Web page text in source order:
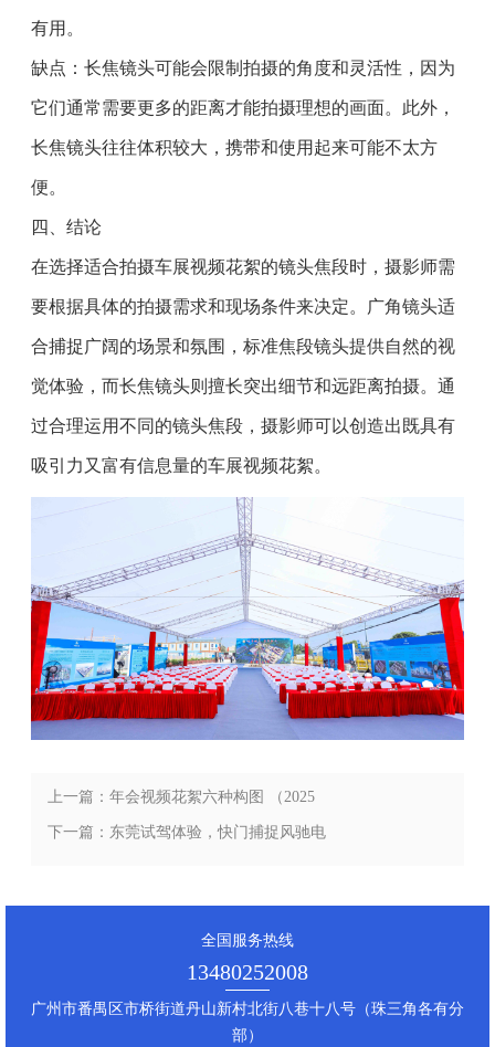
有用。
缺点：长焦镜头可能会限制拍摄的角度和灵活性，因为
它们通常需要更多的距离才能拍摄理想的画面。此外，
长焦镜头往往体积较大，携带和使用起来可能不太方
便。
四、结论
在选择适合拍摄车展视频花絮的镜头焦段时，摄影师需
要根据具体的拍摄需求和现场条件来决定。广角镜头适
合捕捉广阔的场景和氛围，标准焦段镜头提供自然的视
觉体验，而长焦镜头则擅长突出细节和远距离拍摄。通
过合理运用不同的镜头焦段，摄影师可以创造出既具有
吸引力又富有信息量的车展视频花絮。
上一篇：年会视频花絮六种构图 （2025
年8月最新分享）
下一篇：东莞试驾体验，快门捕捉风驰电
新分享）
全国服务热线
13480252008
广州市番禺区市桥街道丹山新村北街八巷十八号（珠三角各有分
部）